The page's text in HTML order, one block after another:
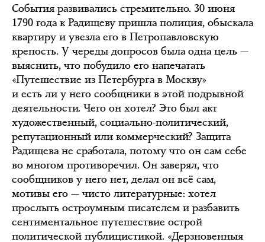
События развивались стремительно. 30 июня
1790 года к Радищеву пришла полиция, обыскала
квартиру и увезла его в Петропавловскую
крепость. У череды допросов была одна цель —
выяснить, что побудило его напечатать
«Путешествие из Петербурга в Москву»
и есть ли у него сообщники в этой подрывной
деятельности. Чего он хотел? Это был акт
художественный, социально-политический,
репутационный или коммерческий? Защита
Радищева не сработала, потому что он сам себе
во многом противоречил. Он заверял, что
сообщников у него нет, делал он всё сам,
мотивы его — чисто литературные: хотел
прослыть остроумным писателем и разбавить
сентиментальное путешествие острой
политической публицистикой. «Дерзновенныя